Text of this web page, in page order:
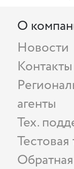
О
Новости
агенты
Тех.